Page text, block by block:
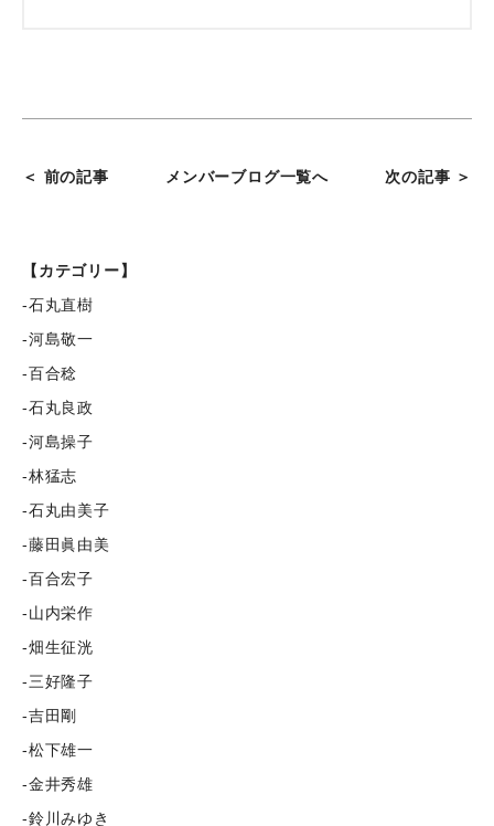
＜ 前の記事 メンバーブログ一覧へ 次の記事 ＞
【カテゴリー】
-石丸直樹
-河島敬一
-百合稔
-石丸良政
-河島操子
-林猛志
-石丸由美子
-藤田眞由美
-百合宏子
-山内栄作
-畑生征洸
-三好隆子
-吉田剛
-松下雄一
-金井秀雄
-鈴川みゆき